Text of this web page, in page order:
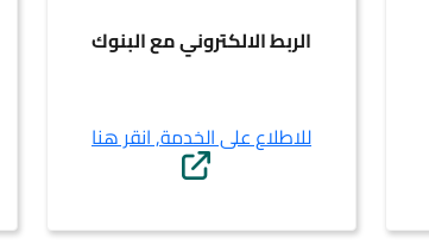
الربط الالكتروني مع البنوك
للاطلاع على الخدمة, انقر هنا